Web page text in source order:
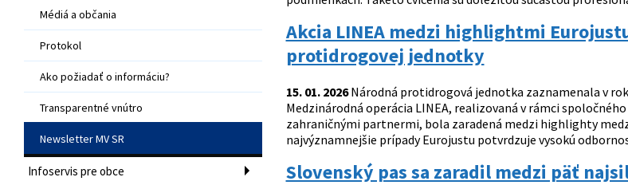
Médiá a občania
Protokol
Ako požiadať o informáciu?
Transparentné vnútro
Newsletter MV SR
Infoservis pre obce
Akcia LINEA medzi highlightmi
protidrogovej jednotky
15. 01. 2026Národná protidrogová jednotka zaznamenala v
Medzinárodná operácia LINEA, realizovaná v rámci
zahraničnými partnermi, bola zaradená medzi highlighty
najvýznamnejšie prípady Eurojustu potvrdzuje vysokú
Slovenský pas sa zaradil medzi päť